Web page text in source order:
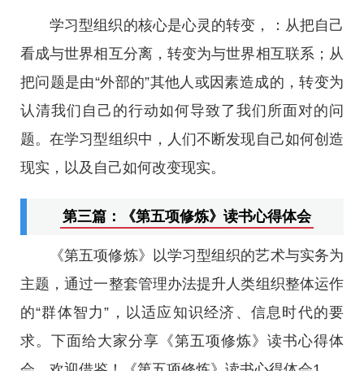
学习型组织的核心是心灵的转变，：从把自己
看成与世界相互分离，转变为与世界相互联系；从
把问题是由“外部的”其他人或因素造成的，转变为
认清我们自己的行动如何导致了我们所面对的问
题。在学习型组织中，人们不断发现自己如何创造
现实，以及自己如何改变现实。
第三篇：《第五项修炼》读书心得体会
《第五项修炼》以学习型组织的艺术与实务为
主题，通过一整套管理办法提升人类组织整体运作
的“群体智力”，以适应知识经济、信息时代的要
求。下面给大家分享《第五项修炼》读书心得体